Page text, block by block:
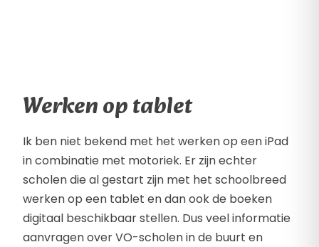
Werken op tablet
Ik ben niet bekend met het werken op een iPad
in combinatie met motoriek. Er zijn echter
scholen die al gestart zijn met het schoolbreed
werken op een tablet en dan ook de boeken
digitaal beschikbaar stellen. Dus veel informatie
aanvragen over VO-scholen in de buurt en